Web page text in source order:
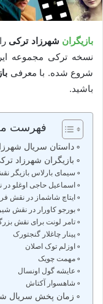
بازیگران شهرزاد ترکی
نسخه ترکی مجموعه
شروع شده. با معرفی
باشید.
فهرست
داستان سریال
بازیگران شهرزاد
سیمای بارلاس بازیگر
اسماعیل حاجی اوغلو در
ایتاچ شاشماز در نقش
بورجو کاورار در نقش
تامر لونت برای نقش
پینار چاغلار گنجتورک
اوزلم توک اصلان
مهمت چویک
عایشه گول اونسال
شاهسوار آکتاش
زمان پخش سریال